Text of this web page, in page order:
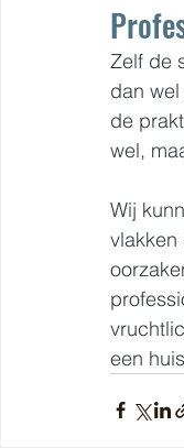
Zelf de
dan
de
wel,
Wij
vlakken
een